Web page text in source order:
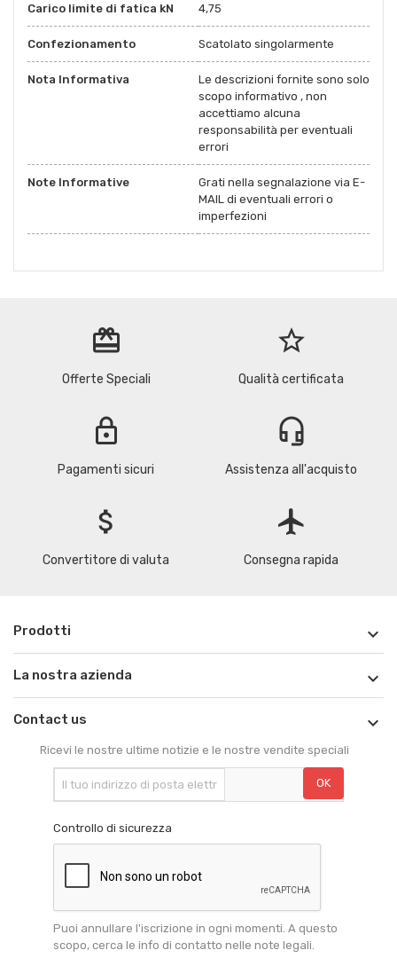
Carico limite di fatica kN 4,75
Confezionamento Scatolato singolarmente
Nota Informativa
Le descrizioni fornite sono solo
scopo informativo , non
accettiamo alcuna
responsabilità per eventuali
errori
Note Informative
Grati nella segnalazione via E-
MAIL di eventuali errori o
imperfezioni
redeem
Offerte Speciali
star_border
Qualità certificata
lock
Pagamenti sicuri
headset_mic
Assistenza all'acquisto
attach_money
Convertitore di valuta
flight
Consegna rapida
Prodotti 
La nostra azienda 
Contact us 
Ricevi le nostre ultime notizie e le nostre vendite speciali
Controllo di sicurezza
Puoi annullare l'iscrizione in ogni momenti. A questo
scopo, cerca le info di contatto nelle note legali.